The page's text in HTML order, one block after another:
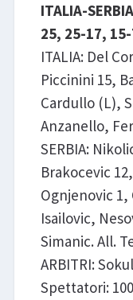
ITALIA-
25, 25-17,
ITALIA: Del
Piccinini 15,
Cardullo (L),
Anzanello,
SERBIA:
Brakocevic
Ognjenovic 1,
Isailovic,
Simanic. All.
ARBITRI:
Spettatori: